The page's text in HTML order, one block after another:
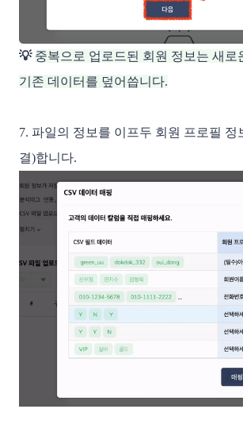
💡 중복으로 업로드된 회원 정보는 새로
기존 데이터를 덮어씁니다.
7. 파일의 정보를 이프두 회원 프로필 정
결)합니다.